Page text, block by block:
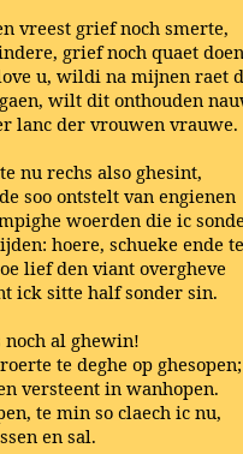
vreest grief noch smerte,
grief noch quaet
u, wildi na mijnen raet
wilt dit onthouden
lanc der vrouwen vrauwe.
nu rechs also ghesint,
soo ontstelt van engienen
woerden die ic
hoere, schueke ende
lief den viant overgheve
ick sitte half sonder sin.
noch al ghewin!
te deghe op ghesopen;
versteent in wanhopen.
te min so claech ic nu,
en sal.